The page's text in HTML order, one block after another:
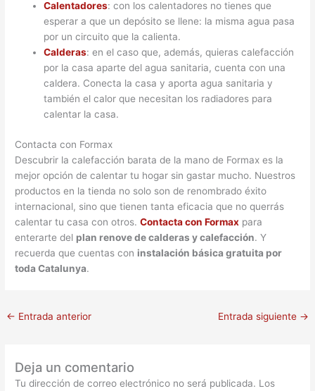
Calentadores: con los calentadores no tienes que
esperar a que un depósito se llene: la misma agua pasa
por un circuito que la calienta.
Calderas: en el caso que, además, quieras calefacción
por la casa aparte del agua sanitaria, cuenta con una
caldera. Conecta la casa y aporta agua sanitaria y
también el calor que necesitan los radiadores para
calentar la casa.
Contacta con Formax
Descubrir la calefacción barata de la mano de Formax es la
mejor opción de calentar tu hogar sin gastar mucho. Nuestros
productos en la tienda no solo son de renombrado éxito
internacional, sino que tienen tanta eficacia que no querrás
calentar tu casa con otros. Contacta con Formax para
enterarte del plan renove de calderas y calefacción. Y
recuerda que cuentas con instalación básica gratuita por
toda Catalunya.
← Entrada anterior Entrada siguiente →
Deja un comentario
Tu dirección de correo electrónico no será publicada. Los